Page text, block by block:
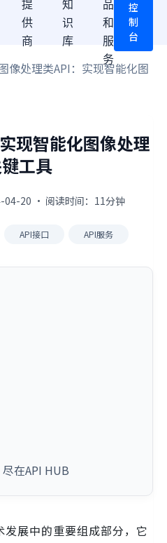
提
供
商
知
识
库
品
和
服
务
控
制
台
像处理类API：实现智能化图
现智能化图像处理
工具
04-20 · 阅读时间：11分钟
API接口 API服务
在API HUB
展中的重要组成部分，它